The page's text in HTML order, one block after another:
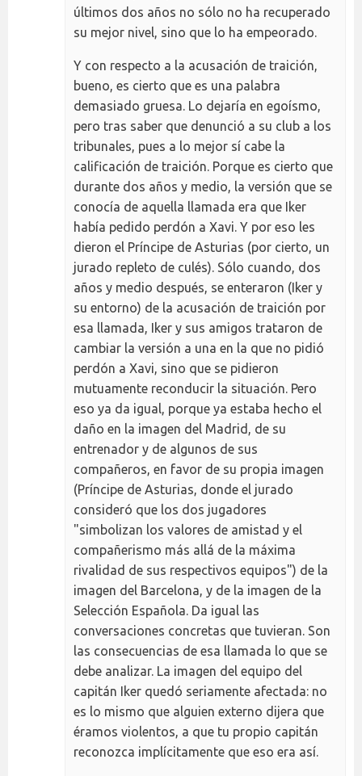
últimos dos años no sólo no ha recuperado
su mejor nivel, sino que lo ha empeorado.
Y con respecto a la acusación de traición,
bueno, es cierto que es una palabra
demasiado gruesa. Lo dejaría en egoísmo,
pero tras saber que denunció a su club a los
tribunales, pues a lo mejor sí cabe la
calificación de traición. Porque es cierto que
durante dos años y medio, la versión que se
conocía de aquella llamada era que Iker
había pedido perdón a Xavi. Y por eso les
dieron el Príncipe de Asturias (por cierto, un
jurado repleto de culés). Sólo cuando, dos
años y medio después, se enteraron (Iker y
su entorno) de la acusación de traición por
esa llamada, Iker y sus amigos trataron de
cambiar la versión a una en la que no pidió
perdón a Xavi, sino que se pidieron
mutuamente reconducir la situación. Pero
eso ya da igual, porque ya estaba hecho el
daño en la imagen del Madrid, de su
entrenador y de algunos de sus
compañeros, en favor de su propia imagen
(Príncipe de Asturias, donde el jurado
consideró que los dos jugadores
"simbolizan los valores de amistad y el
compañerismo más allá de la máxima
rivalidad de sus respectivos equipos") de la
imagen del Barcelona, y de la imagen de la
Selección Española. Da igual las
conversaciones concretas que tuvieran. Son
las consecuencias de esa llamada lo que se
debe analizar. La imagen del equipo del
capitán Iker quedó seriamente afectada: no
es lo mismo que alguien externo dijera que
éramos violentos, a que tu propio capitán
reconozca implícitamente que eso era así.